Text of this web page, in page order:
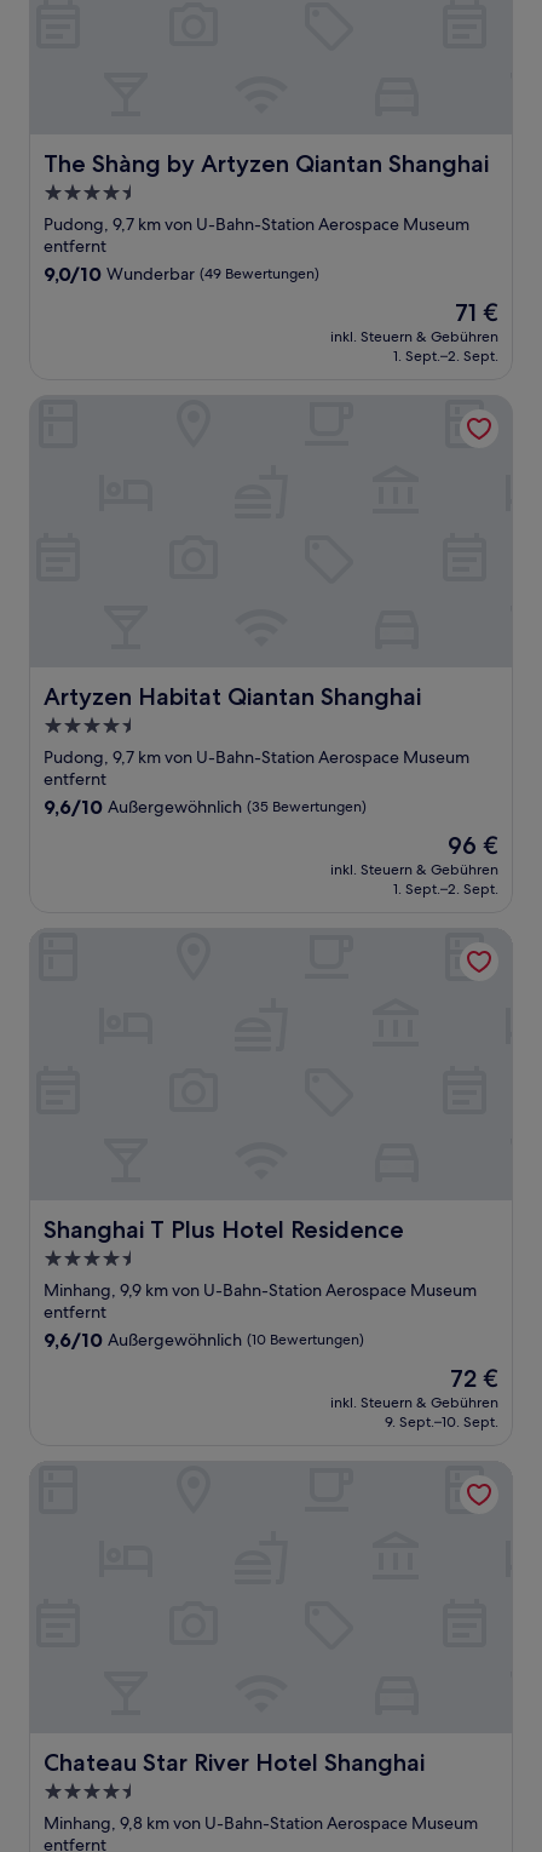
The Shàng by Artyzen Qiantan Shanghai
The Shàng by Artyzen Qiantan Shanghai
4.5-
Sterne-
Unterkunft
Pudong, 9,7 km von U-Bahn-Station Aerospace Museum
entfernt
9.0
9,0/10 Wunderbar (49 Bewertungen)
Der
Preis
beträgt
71 €
inkl. Steuern & Gebühren
1. Sept.–2. Sept.
Artyzen Habitat Qiantan Shanghai
Artyzen Habitat Qiantan Shanghai
4.5-
Sterne-
Unterkunft
Pudong, 9,7 km von U-Bahn-Station Aerospace Museum
entfernt
9.6
9,6/10 Außergewöhnlich (35 Bewertungen)
Der
Preis
beträgt
96 €
inkl. Steuern & Gebühren
1. Sept.–2. Sept.
Shanghai T Plus Hotel Residence
Shanghai T Plus Hotel Residence
4.5-
Sterne-
Unterkunft
Minhang, 9,9 km von U-Bahn-Station Aerospace Museum
entfernt
9.6
9,6/10 Außergewöhnlich (10 Bewertungen)
Der
Preis
beträgt
72 €
inkl. Steuern & Gebühren
9. Sept.–10. Sept.
Chateau Star River Hotel Shanghai
Chateau Star River Hotel Shanghai
4.5-
Sterne-
Unterkunft
Minhang, 9,8 km von U-Bahn-Station Aerospace Museum
entfernt